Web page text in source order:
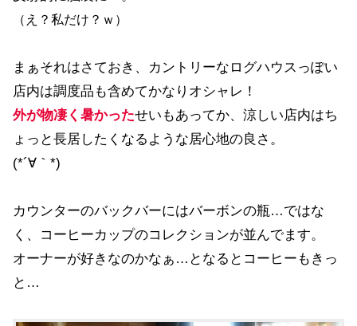
（え？私だけ？ｗ）
まぁそれはさておき、カントリーなログハウスっぽい
店内は調度品も含めてかなりオシャレ！
外が物凄く暑かったせいもあってか、涼しい店内はち
ょっと長居したくなるような居心地の良さ。
(*´∀｀*)
カウンターのバックバーにはバーボンの瓶…ではな
く、コーヒーカップのコレクションが並んでます。
オーナーが好きなのかなぁ…となるとコーヒーもきっ
と…